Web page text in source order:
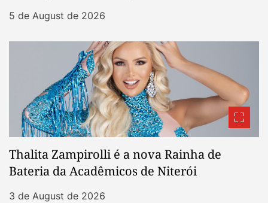
5 de August de 2026
Thalita Zampirolli é a nova Rainha de
Bateria da Acadêmicos de Niterói
3 de August de 2026